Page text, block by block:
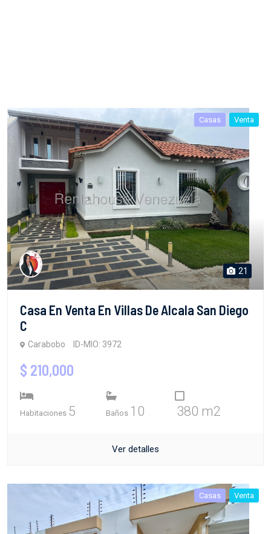
Casas Venta
21
Casa En Venta En Villas De Alcala San Diego
C
Carabobo ID-MIO: 3972
$ 210,000
Habitaciones 5 Baños 10 380 m2
Ver detalles
Casas Venta